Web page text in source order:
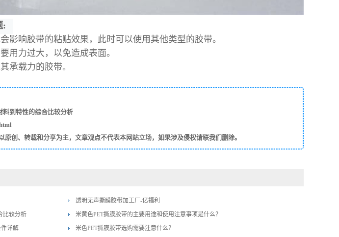
:
影响胶带的粘贴效果，此时可以使用其他类型的胶带。
用力过大，以免造成表面。
承载力的胶带。
料到特性的综合比较分析
创、转载和分享为主，文章观点不代表本网站立场，如果涉及侵权请联我们删除。
透明无声撕膜胶带加工厂-亿福利
比较分析
米黄色PET撕膜胶带的主要用途和使用注意事项是什么？
详解
米色PET撕膜胶带选购需要注意什么？